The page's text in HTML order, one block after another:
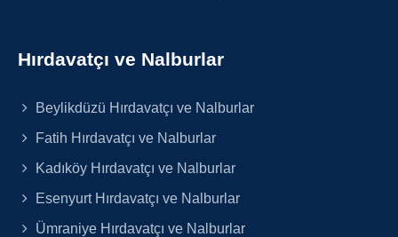
Hırdavatçı ve Nalburlar
Beylikdüzü Hırdavatçı ve Nalburlar
Fatih Hırdavatçı ve Nalburlar
Kadıköy Hırdavatçı ve Nalburlar
Esenyurt Hırdavatçı ve Nalburlar
Ümraniye Hırdavatçı ve Nalburlar